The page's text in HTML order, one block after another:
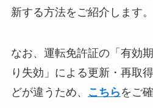
新する方法をご紹介します。
なお、運転免許証の「有効
り失効」による更新・再取
どが違うため、
こちら をご